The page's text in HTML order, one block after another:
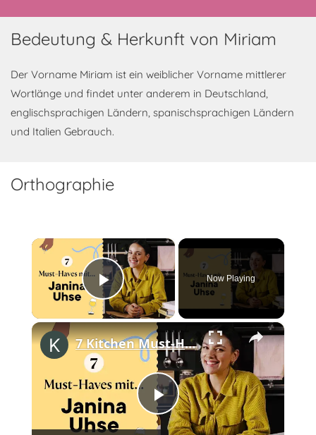
Bedeutung & Herkunft von Miriam
Der Vorname Miriam ist ein weiblicher Vorname mittlerer
Wortlänge und findet unter anderem in Deutschland,
englischsprachigen Ländern, spanischsprachigen Ländern
und Italien Gebrauch.
Orthographie
×
Play Video
Now Playing
×
Play
7 Kitchen Must-Haves mit Janina Uhse von @JaninaandFood